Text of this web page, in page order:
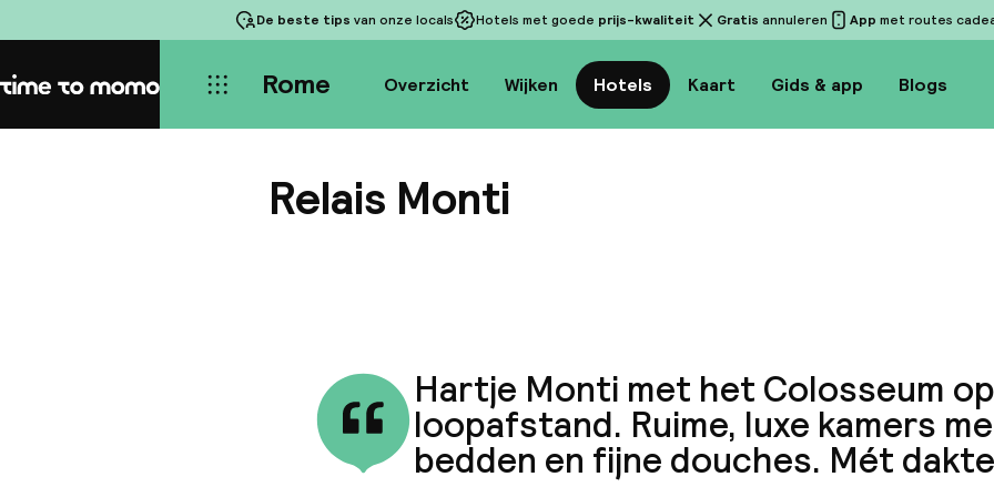
De beste tips van onze locals Hotels met goede prijs-kwaliteit Gratis annuleren App met routes
Home Rome Overzicht Wijken Hotels Kaart Gids & app Blogs
Relais Monti
Hartje Monti met het Colosseum op
loopafstand. Ruime, luxe kamers
bedden en fijne douches. Mét